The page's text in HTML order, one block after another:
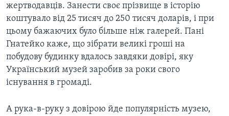
жертводавців. Занести своє прізвище в історію
коштувало від 25 тисяч до 250 тисяч доларів, і при
цьому бажаючих було більше ніж галерей. Пані
Гнатейко каже, що зібрати великі гроші на
побудову будинку вдалось завдяки довірі, яку
Український музей заробив за роки свого
існування в громаді.
А рука-в-руку з довiрою йде популярнiсть музею,